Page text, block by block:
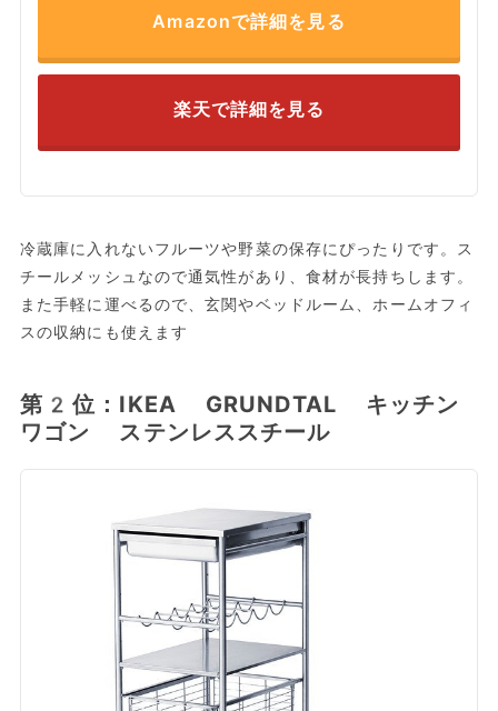
Amazonで詳細を見る
楽天で詳細を見る
冷蔵庫に入れないフルーツや野菜の保存にぴったりです。ス
チールメッシュなので通気性があり、食材が長持ちします。
また手軽に運べるので、玄関やベッドルーム、ホームオフィ
スの収納にも使えます
第2位：IKEA GRUNDTAL キッチン
ワゴン ステンレススチール